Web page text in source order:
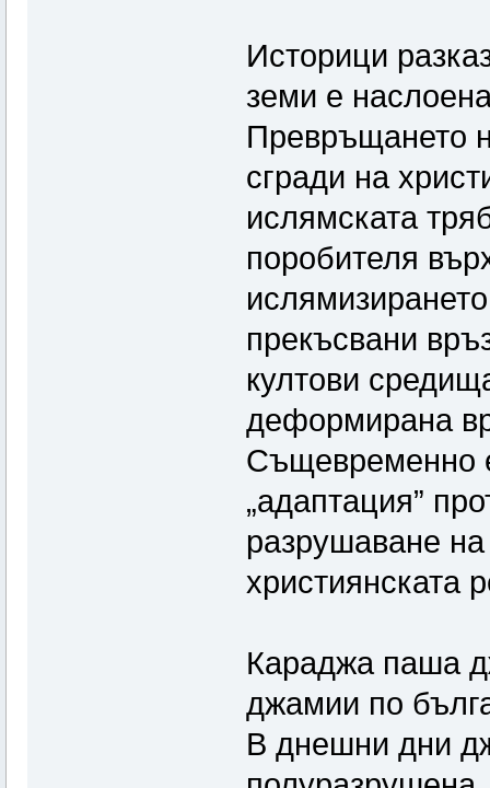
Историци
земи е
Превръщането
сгради на
ислямската
поробителя
прекъсвани
култови
деформирана
Същевременно
„адаптация”
разрушаване
християнската
Караджа паша
джамии по
В днешни дни